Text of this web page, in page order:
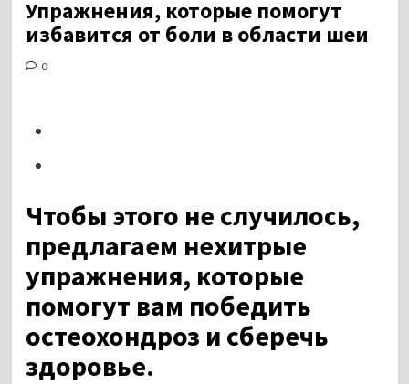
Упражнения, которые помогут
избавится от боли в области шеи
0
Чтобы этого не случилось,
предлагаем нехитрые
упражнения, которые
помогут вам победить
остеохондроз и сберечь
здоровье.